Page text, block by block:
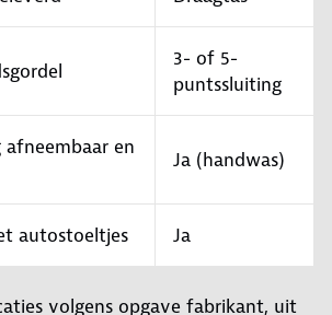
3- of 5-
puntssluiting
afneembaar en
Ja (handwas)
autostoeltjes Ja
volgens opgave fabrikant, uit